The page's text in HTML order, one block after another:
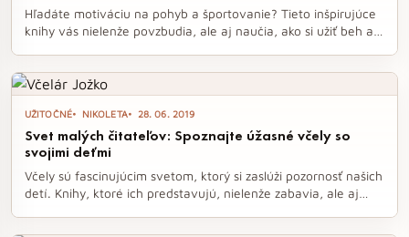
Hľadáte motiváciu na pohyb a športovanie? Tieto inšpirujúce
knihy vás nielenže povzbudia, ale aj naučia, ako si užiť beh a
prekonať výhovorky.
UŽITOČNÉ NIKOLETA 28. 06. 2019
Svet malých čitateľov: Spoznajte úžasné včely so
svojimi deťmi
Včely sú fascinujúcim svetom, ktorý si zaslúži pozornosť našich
detí. Knihy, ktoré ich predstavujú, nielenže zabavia, ale aj